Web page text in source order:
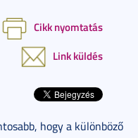
Cikk nyomtatás
Link küldés
hogy a különböző